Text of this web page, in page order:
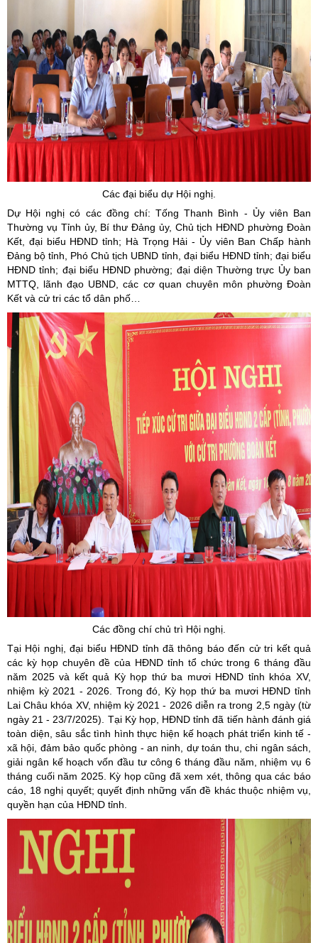
Các đại biểu dự Hội nghị.
Dự Hội nghị có các đồng chí: Tống Thanh Bình - Ủy viên Ban
Thường vụ Tỉnh ủy, Bí thư Đảng ủy, Chủ tịch HĐND phường Đoàn
Kết, đại biểu HĐND tỉnh; Hà Trọng Hải - Ủy viên Ban Chấp hành
Đảng bộ tỉnh, Phó Chủ tịch UBND tỉnh, đại biểu HĐND tỉnh; đại biểu
HĐND tỉnh; đại biểu HĐND phường; đại diện Thường trực Ủy ban
MTTQ, lãnh đạo UBND, các cơ quan chuyên môn phường Đoàn
Kết và cử tri các tổ dân phố…
Các đồng chí chủ trì Hội nghị.
Tại Hội nghị, đại biểu HĐND tỉnh đã thông báo đến cử tri kết quả
các kỳ họp chuyên đề của HĐND tỉnh tổ chức trong 6 tháng đầu
năm 2025 và kết quả Kỳ họp thứ ba mươi HĐND tỉnh khóa XV,
nhiệm kỳ 2021 - 2026. Trong đó, Kỳ họp thứ ba mươi HĐND tỉnh
Lai Châu khóa XV, nhiệm kỳ 2021 - 2026 diễn ra trong 2,5 ngày (từ
ngày 21 - 23/7/2025). Tại Kỳ họp, HĐND tỉnh đã tiến hành đánh giá
toàn diện, sâu sắc tình hình thực hiện kế hoạch phát triển kinh tế -
xã hội, đảm bảo quốc phòng - an ninh, dự toán thu, chi ngân sách,
giải ngân kế hoạch vốn đầu tư công 6 tháng đầu năm, nhiệm vụ 6
tháng cuối năm 2025. Kỳ họp cũng đã xem xét, thông qua các báo
cáo, 18 nghị quyết; quyết định những vấn đề khác thuộc nhiệm vụ,
quyền hạn của HĐND tỉnh.